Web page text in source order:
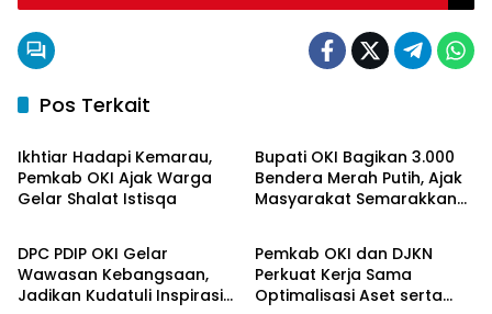
Pos Terkait
OKI Maju Bersama
Ikhtiar Hadapi Kemarau,
Pemkab OKI Ajak Warga
Gelar Shalat Istisqa
Bupati OKI Bagikan 3.000
Bendera Merah Putih, Ajak
Masyarakat Semarakkan
OKI Maju Bersama
DPC PDIP OKI Gelar
Wawasan Kebangsaan,
Jadikan Kudatuli Inspirasi
OKI Maju Bersama
Pemkab OKI dan DJKN
Perkuat Kerja Sama
Optimalisasi Aset serta
OKI Maju Bersama OKI Maju Bersama